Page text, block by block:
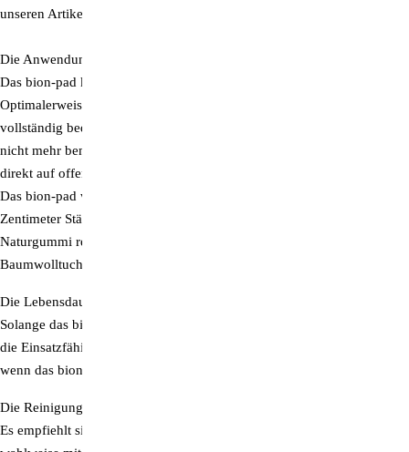
unseren Artikel:
Die Anwendung.
Das bion-pad kann Tag und Nacht angewendet werden.
Optimalerweise sollte das bion-pad die betroffene Körperfläche
vollständig bedecken und solange getragen werden, bis die Symptome
nicht mehr bemerkbar sind. Da es jedoch nicht steril ist, sollte es nicht
direkt auf offene Wunden gelegt werden, sondern auf den Verband.
Das bion-pad wirkt selbst durch Gips und andere Materialien bis 3
Zentimeter Stärke. Anwendern, die allergisch auf Silikon oder
Naturgummi reagieren, empfehlen wir das bion-pad in ein
Baumwolltuch zu wickeln, bevor es aufgelegt wird.
Die Lebensdauer.
Solange das bion-pad nicht beschädigt oder zerschnitten wird, bleibt
die Einsatzfähigkeit auch nach Jahren noch erhalten. Dies gilt auch,
wenn das bion-pad die Farbe von Fremdmaterialien annimmt.
Die Reinigung.
Es empfiehlt sich, das bion-pad einmal täglich mit klarem Wasser oder